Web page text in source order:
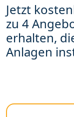
Jetzt
zu 4
erhalten,
Anlagen